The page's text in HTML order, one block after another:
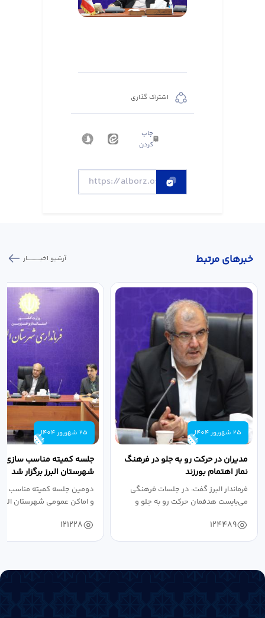
اشتراک گذاری
چاپ
کردن
خبر‌های مرتبط آرشیو اخبـــــــــــار
25 شهریور 1404
مدیران در حرکت رو به جلو در فرهنگ
نماز اهتمام بورزند
فرماندار البرز گفت: در جلسات فرهنگی
می‌بایست هدفمان حرکت رو به جلو و
124489
25 شهریور 1404
جلسه کمیته مناسب سازی
شهرستان البرز برگزار شد
دومین جلسه کمیته مناسب
و اماکن عمومی شهرستان
121228